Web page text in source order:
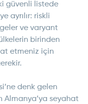
güvenli listede
ayrılır: riskli
ve varyant
birinden
etmeniz için
denk gelen
Almanya’ya seyahat